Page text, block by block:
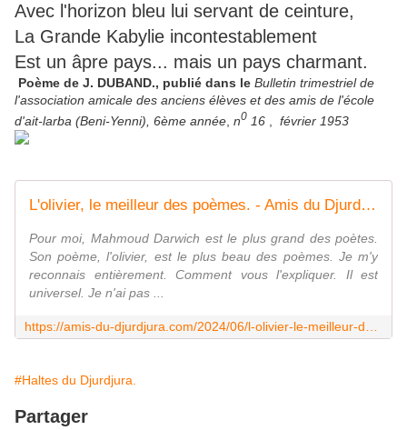
Avec l'horizon bleu lui servant de ceinture,
La Grande Kabylie incontestablement
Est un âpre pays... mais un pays charmant.
Poème de J. DUBAND., publié dans le Bulletin trimestriel de
l'association amicale des anciens élèves et des amis de l'école
d'ait-larba (Beni-Yenni), 6ème année n0 16 février 1953
L'olivier, le meilleur des poèmes. - Amis du Djurdjura
Pour moi, Mahmoud Darwich est le plus grand des poètes.
Son poème, l'olivier, est le plus beau des poèmes. Je m'y
reconnais entièrement. Comment vous l'expliquer. Il est
universel. Je n'ai pas ...
#Haltes du Djurdjura.
Partager